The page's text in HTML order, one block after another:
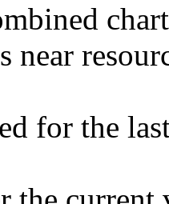
near
for the